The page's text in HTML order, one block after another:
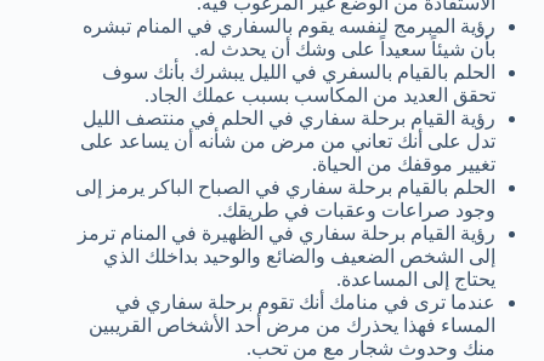
رؤية المبرمج لنفسه يقوم بالسفاري في المنام تبشره
بأن شيئاً سعيداً على وشك أن يحدث له.
الحلم بالقيام بالسفري في الليل يبشرك بأنك سوف
تحقق العديد من المكاسب بسبب عملك الجاد.
رؤية القيام برحلة سفاري في الحلم في منتصف الليل
تدل على أنك تعاني من مرض من شأنه أن يساعد على
تغيير موقفك من الحياة.
الحلم بالقيام برحلة سفاري في الصباح الباكر يرمز إلى
وجود صراعات وعقبات في طريقك.
رؤية القيام برحلة سفاري في الظهيرة في المنام ترمز
إلى الشخص الضعيف والضائع والوحيد بداخلك الذي
يحتاج إلى المساعدة.
عندما ترى في منامك أنك تقوم برحلة سفاري في
المساء فهذا يحذرك من مرض أحد الأشخاص القريبين
منك وحدوث شجار مع من تحب.